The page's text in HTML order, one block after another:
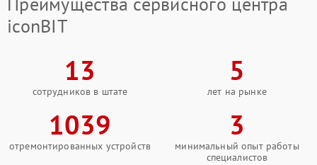
iconBIT
13
сотрудников в штате
5
лет на рынке
1039
отремонтированных устройств
3
минимальный опыт работы
специалистов